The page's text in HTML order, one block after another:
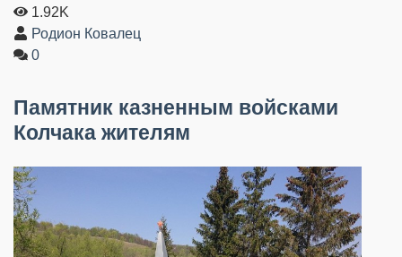
1.92K
Родион Ковалец
0
Памятник казненным войсками
Колчака жителям